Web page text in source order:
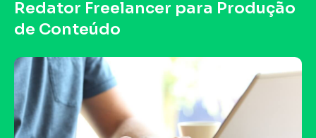
Redator Freelancer para Produção
de Conteúdo